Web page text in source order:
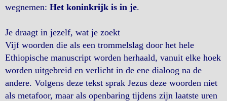
wegnemen: Het koninkrijk is in je.
Je draagt ​​in jezelf, wat je zoekt
Vijf woorden die als een trommelslag door het hele
Ethiopische manuscript worden herhaald, vanuit elke hoek
worden uitgebreid en verlicht in de ene dialoog na de
andere. Volgens deze tekst sprak Jezus deze woorden niet
als metafoor, maar als openbaring tijdens zijn laatste uren